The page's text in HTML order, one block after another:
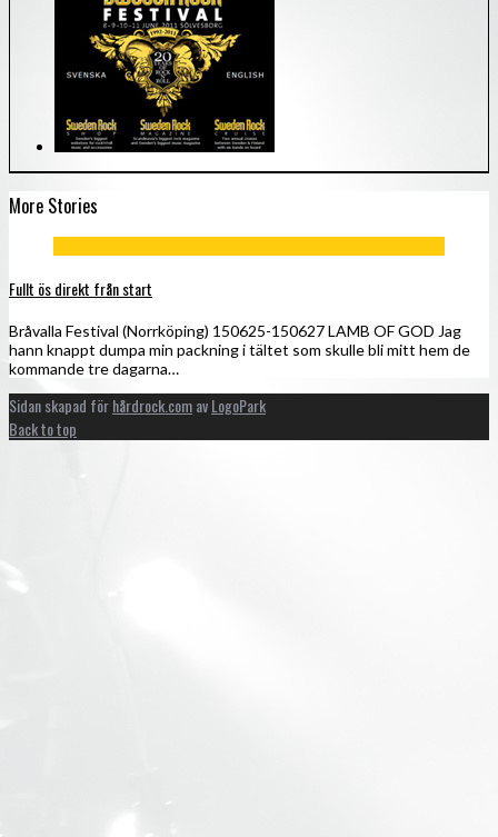
More Stories
Fullt ös direkt från start
Bråvalla Festival (Norrköping) 150625-150627 LAMB OF GOD Jag
hann knappt dumpa min packning i tältet som skulle bli mitt hem de
kommande tre dagarna…
Sidan skapad förhårdrock.comavLogoPark
Back to top